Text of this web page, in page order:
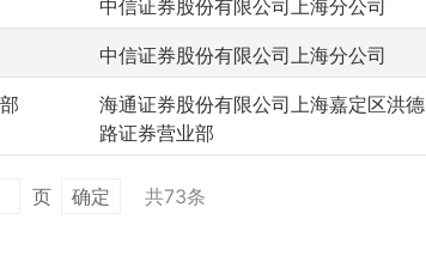
中信证券股份有限公司上海分公司
中信证券股份有限公司上海分公司
海通证券股份有限公司上海嘉定区洪德
路证券营业部
页 确定 共73条